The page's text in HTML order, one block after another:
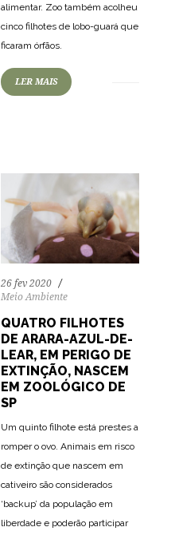
alimentar. Zoo também acolheu
cinco filhotes de lobo-guará que
ficaram órfãos.
LER MAIS
26 fev 2020
Meio Ambiente
QUATRO FILHOTES
DE ARARA-AZUL-DE-
LEAR, EM PERIGO DE
EXTINÇÃO, NASCEM
EM ZOOLÓGICO DE
SP
Um quinto filhote está prestes a
romper o ovo. Animais em risco
de extinção que nascem em
cativeiro são considerados
‘backup’ da população em
liberdade e poderão participar
82 1172